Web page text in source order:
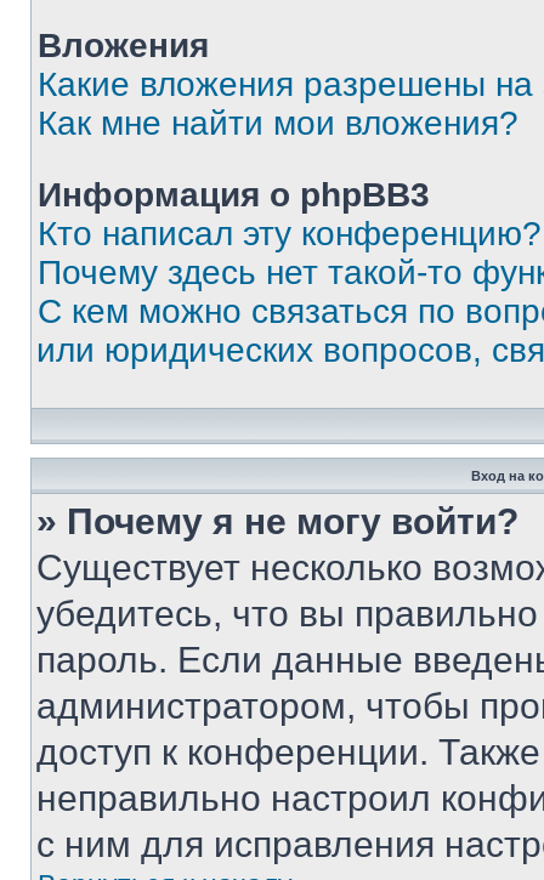
Вложения
Какие вложения разрешены
Как мне найти мои вложения?
Информация о phpBB3
Кто написал эту конференцию?
Почему здесь нет такой-то
С кем можно связаться по
или юридических вопросов,
Вход на
» Почему я не могу войти?
Существует несколько
убедитесь, что вы
пароль. Если данные
администратором, чтобы
доступ к конференции.
неправильно настроил
с ним для исправления